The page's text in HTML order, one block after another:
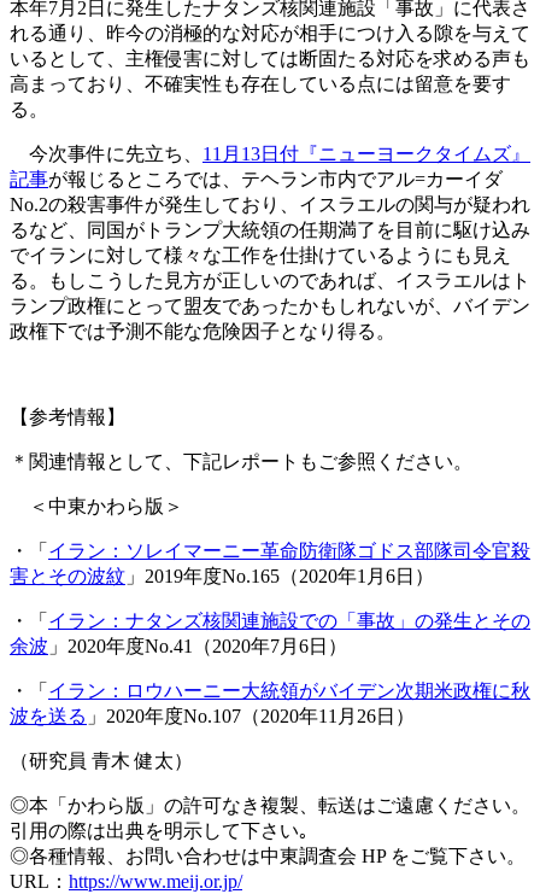
本年7月2日に発生したナタンズ核関連施設「事故」に代表さ
れる通り、昨今の消極的な対応が相手につけ入る隙を与えて
いるとして、主権侵害に対しては断固たる対応を求める声も
高まっており、不確実性も存在している点には留意を要す
る。
今次事件に先立ち、 11月13日付『ニューヨークタイムズ』
記事が報じるところでは、テヘラン市内でアル=カーイダ
No.2の殺害事件が発生しており、イスラエルの関与が疑われ
るなど、同国がトランプ大統領の任期満了を目前に駆け込み
でイランに対して様々な工作を仕掛けているようにも見え
る。もしこうした見方が正しいのであれば、イスラエルはト
ランプ政権にとって盟友であったかもしれないが、バイデン
政権下では予測不能な危険因子となり得る。
【参考情報】
＊関連情報として、下記レポートもご参照ください。
＜中東かわら版＞
・「 イラン：ソレイマーニー革命防衛隊ゴドス部隊司令官殺
害とその波紋 」2019年度No.165（2020年1月6日）
・「 イラン：ナタンズ核関連施設での「事故」の発生とその
余波 」2020年度No.41（2020年7月6日）
・「 イラン：ロウハーニー大統領がバイデン次期米政権に秋
波を送る 」2020年度No.107（2020年11月26日）
（研究員 青木 健太）
◎本「かわら版」の許可なき複製、転送はご遠慮ください。
引用の際は出典を明示して下さい｡
◎各種情報、お問い合わせは中東調査会 HP をご覧下さい。
URL： https://www.meij.or.jp/